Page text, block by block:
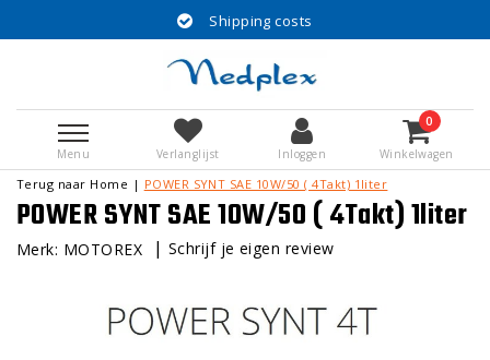
Shipping costs
Menu Verlanglijst Inloggen
0
Winkelwagen
Terug naar Home | POWER SYNT SAE 10W/50 ( 4Takt) 1liter
POWER SYNT SAE 10W/50 ( 4Takt) 1liter
Merk: MOTOREX | Schrijf je eigen review